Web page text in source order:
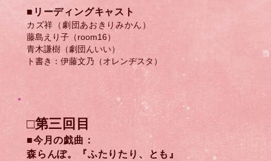
​■リーディングキャスト
カズ祥（劇団あおきりみかん）
藤島えり子（room16）
青木謙樹（劇団んいい）
ト書き：伊藤文乃（オレンヂスタ）
□第三回目
■今月の戯曲：
森らんぽ。 『ふたりたり、とも』